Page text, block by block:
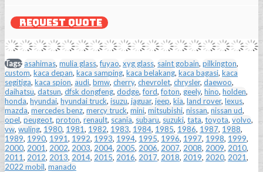
REQUEST QUOTE
Tags:asahimas, mulia glass,fuyao, xyg glass, saint gobain, pilkington,
custom, kaca depan, kaca samping, kaca belakang, kaca bagasi, kaca
segitiga, kaca spion, audi, bmw, cherry, chevrolet, chrysler, daewoo,
daihatsu, datsun, dfsk dongfeng, dodge,ford,foton, geely, hino, holden,
honda, hyundai, hyundai truck, isuzu, jaguar, jeep, kia, land rover, lexus,
mazda, mercedes benz, mercy truck, mini, mitsubishi, nissan, nissan ud,
opel, peugeot, proton, renault, scania, subaru, suzuki, tata, toyota, volvo,
vw, wuling, 1980, 1981, 1982, 1983, 1984, 1985, 1986, 1987, 1988,
1989, 1990, 1991, 1992, 1993, 1994, 1995, 1996, 1997, 1998, 1999,
2000, 2001, 2002, 2003, 2004, 2005, 2006, 2007, 2008, 2009, 2010,
2011, 2012, 2013, 2014, 2015, 2016, 2017, 2018, 2019, 2020, 2021,
2022 mobil, manado